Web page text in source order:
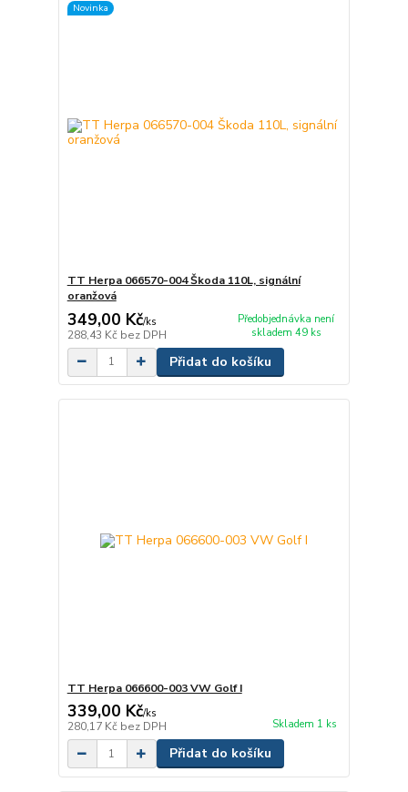
Novinka
TT Herpa 066570-004 Škoda 110L, signální
oranžová
349,00 Kč/ks
288,43 Kč bez DPH
Předobjednávka není
skladem 49 ks
Přidat do košíku
TT Herpa 066600-003 VW Golf I
339,00 Kč/ks
280,17 Kč bez DPH Skladem 1 ks
Přidat do košíku